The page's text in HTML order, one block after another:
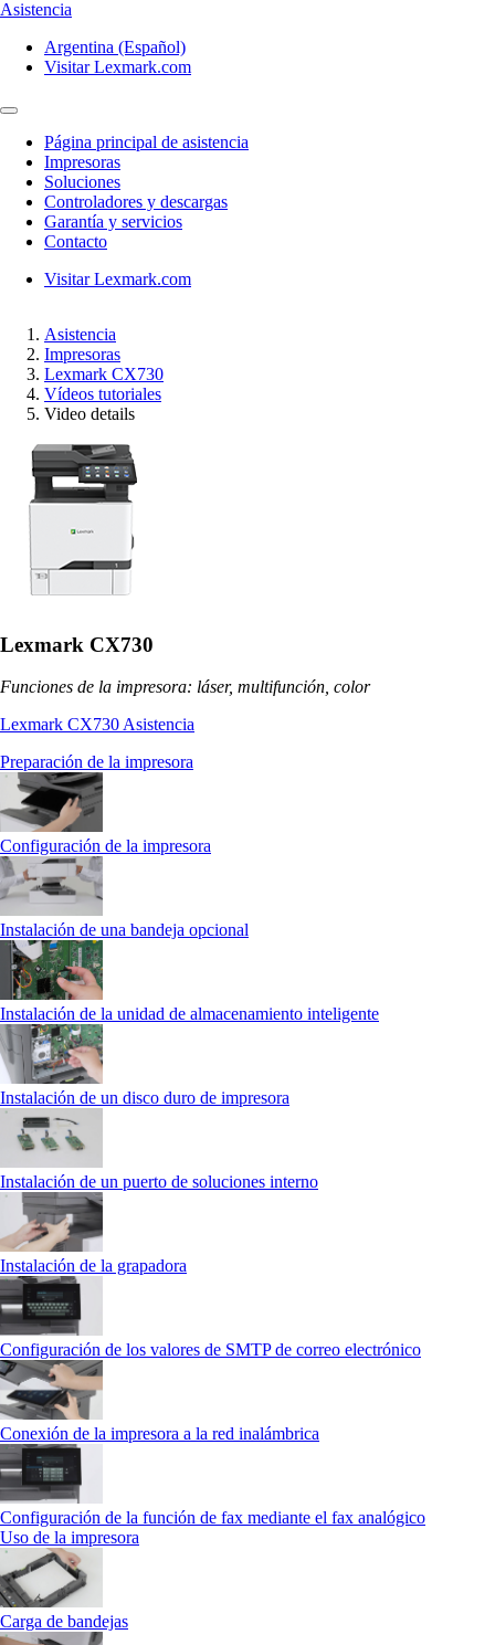
Asistencia
Argentina (Español)
Visitar Lexmark.com
Página principal de asistencia
Impresoras
Soluciones
Controladores y descargas
Garantía y servicios
Contacto
Visitar Lexmark.com
Asistencia
Impresoras
Lexmark CX730
Vídeos tutoriales
Video details
Lexmark CX730
Funciones de la impresora: láser, multifunción, color
Lexmark CX730 Asistencia
Preparación de la impresora
Configuración de la impresora
Instalación de una bandeja opcional
Instalación de la unidad de almacenamiento inteligente
Instalación de un disco duro de impresora
Instalación de un puerto de soluciones interno
Instalación de la grapadora
Configuración de los valores de SMTP de correo electrónico
Conexión de la impresora a la red inalámbrica
Configuración de la función de fax mediante el fax analógico
Uso de la impresora
Carga de bandejas